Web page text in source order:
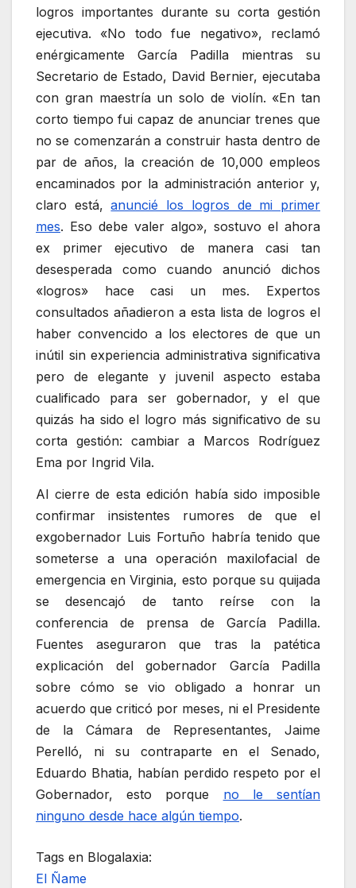
logros importantes durante su corta gestión
ejecutiva. «No todo fue negativo», reclamó
enérgicamente García Padilla mientras su
Secretario de Estado, David Bernier, ejecutaba
con gran maestría un solo de violín. «En tan
corto tiempo fui capaz de anunciar trenes que
no se comenzarán a construir hasta dentro de
par de años, la creación de 10,000 empleos
encaminados por la administración anterior y,
claro está,anuncié los logros de mi primer
mes. Eso debe valer algo», sostuvo el ahora
ex primer ejecutivo de manera casi tan
desesperada como cuando anunció dichos
«logros» hace casi un mes. Expertos
consultados añadieron a esta lista de logros el
haber convencido a los electores de que un
inútil sin experiencia administrativa significativa
pero de elegante y juvenil aspecto estaba
cualificado para ser gobernador, y el que
quizás ha sido el logro más significativo de su
corta gestión: cambiar a Marcos Rodríguez
Ema por Ingrid Vila.
Al cierre de esta edición había sido imposible
confirmar insistentes rumores de que el
exgobernador Luis Fortuño habría tenido que
someterse a una operación maxilofacial de
emergencia en Virginia, esto porque su quijada
se desencajó de tanto reírse con la
conferencia de prensa de García Padilla.
Fuentes aseguraron que tras la patética
explicación del gobernador García Padilla
sobre cómo se vio obligado a honrar un
acuerdo que criticó por meses, ni el Presidente
de la Cámara de Representantes, Jaime
Perelló, ni su contraparte en el Senado,
Eduardo Bhatia, habían perdido respeto por el
Gobernador, esto porque no le sentían
ninguno desde hace algún tiempo.
Tags en Blogalaxia:
El Ñame